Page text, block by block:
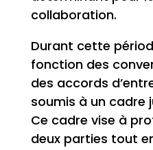
collaboration.
Durant cette
fonction des
des accords
soumis à un cadre
Ce cadre vise à
deux parties tout